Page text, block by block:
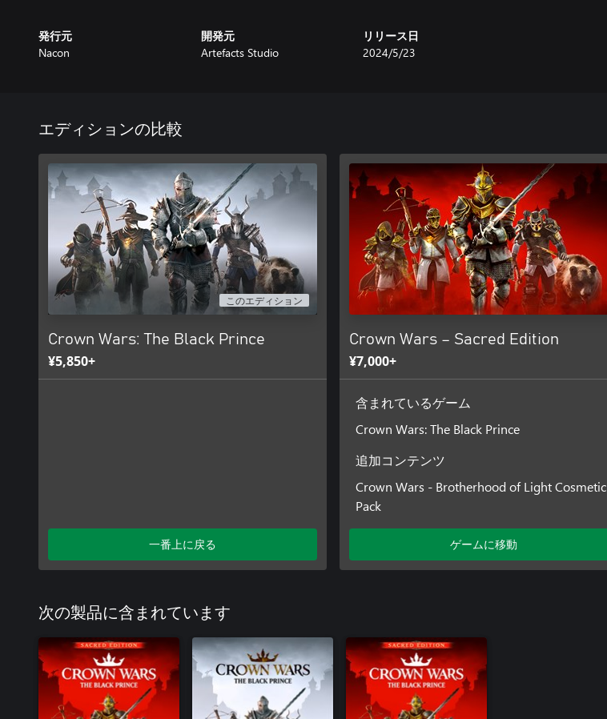
- このジャンルにおいて生粋の伝統である、戦術を活かした戦闘異なるクラスの兵士6人で部隊を
構成し、彼らのスキルと相乗効果、地形を最大限に生かしてゲーム内のターンを最適化する。こ
最強の部隊を築き上げろ
- 6つのクラスがプレイ可能十字軍兵士、錬金術師、ビーストマスター、エコルシュール、デュエ
リスト、射撃手があり、それぞれに固有のスキルと適性武器がある。重装甲、戦闘訓練を受けた
熊、揮発性のフラスコ瓶など、味方の相乗効果を理解し、最大限に効果を発揮しながら戦闘を繰
り広げよう。
- 兵士の強化最大32人の味方を訓練し、新しいスキルや破壊的な攻撃をアンロックしよう。膨大
な数の武器の中から選択し、武器のマスタリーをアップグレードできる。
- 味方は全面的にカスタマイズ可能兵士の名前や外見をカスタマイズして、各々に固有の特徴を
与えよう。
- 捕虜の釈放敵を生きたまま捕らえ、捕虜とせよ。捕虜はそれぞれ、味方または建築物にボーナ
スをもたらす効果を1つ以上持っている。捕虜を捕らえたままボーナス効果を獲得するか、釈放
して身代金を得るかはあなた次第。
- 一つとして同じ戦闘はない敵を捕らえ、教団の人々を排除し、重要人物を護衛するため、フラ
- 残忍なアクション得意のスキルを解き放ち、恐るべき処刑を実行せよ。
発行元
Nacon
開発元
Artefacts Studio
リリース日
2024/5/23
エディションの比較
このエディション
Crown Wars: The Black Prince
¥5,850+
一番上に戻る
Crown Wars – Sacred Edition
¥7,000+
含まれているゲーム
Crown Wars: The Black Prince
追加コンテンツ
Crown Wars - Brotherhood of Light Cosmetic
Pack
ゲームに移動
次の製品に含まれています